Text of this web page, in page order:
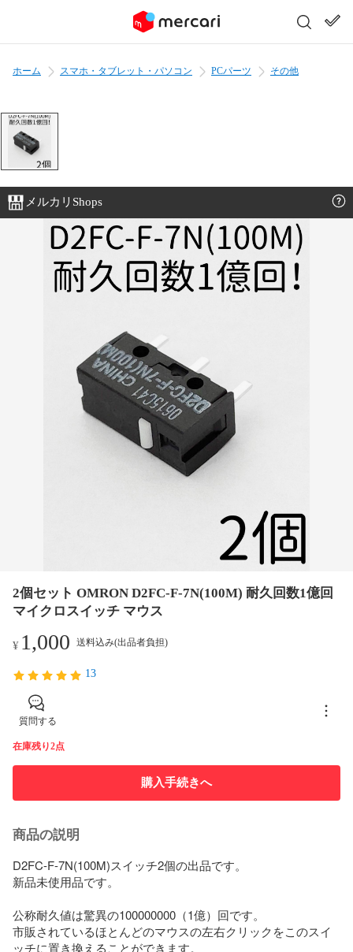
ホーム スマホ・タブレット・パソコン PCパーツ その他
メルカリShops
2個セット OMRON D2FC-F-7N(100M) 耐久回数1億回
マイクロスイッチ マウス
¥ 1,000 送料込み(出品者負担)
13
質問する
在庫残り2点
購入手続きへ
商品の説明
D2FC-F-7N(100M)スイッチ2個の出品です。
新品未使用品です。
公称耐久値は驚異の100000000（1億）回です。
市販されているほとんどのマウスの左右クリックをこのスイ
ッチに置き換えることができます。